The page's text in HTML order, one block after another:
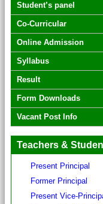
Student’s panel
Co-Curricular
Online Admission
Syllabus
Result
Form Downloads
Vacant Post Info
Teachers &
Present Principal
Former Principal
Present Vice-